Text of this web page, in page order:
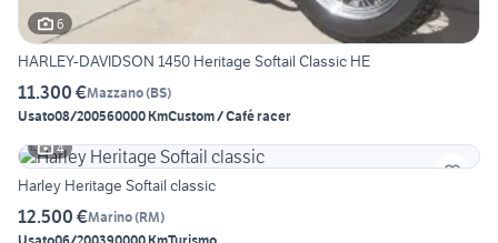
6
HARLEY-DAVIDSON 1450 Heritage Softail Classic HE
11.300 €Mazzano(BS)
Usato08/200560000 KmCustom / Café racer
4
Harley Heritage Softail classic
12.500 €Marino(RM)